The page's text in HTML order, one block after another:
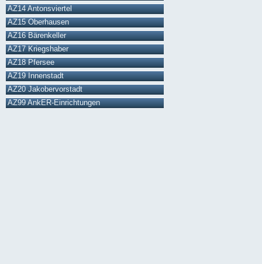
AZ14 Antonsviertel
AZ15 Oberhausen
AZ16 Bärenkeller
AZ17 Kriegshaber
AZ18 Pfersee
AZ19 Innenstadt
AZ20 Jakobervorstadt
AZ99 AnkER-Einrichtungen